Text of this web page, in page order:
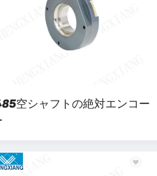
空シャフトの絶対エンコー